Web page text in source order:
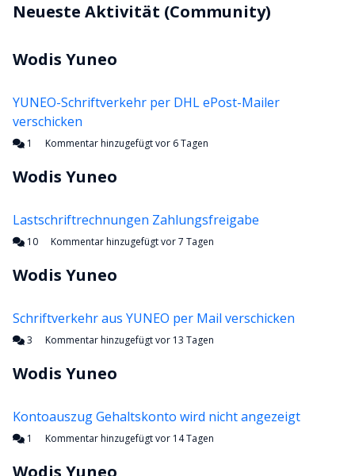
Neueste Aktivität (Community)
Wodis Yuneo
YUNEO-Schriftverkehr per DHL ePost-Mailer
verschicken
Kommentar hinzugefügt vor 6 Tagen
Wodis Yuneo
Lastschriftrechnungen Zahlungsfreigabe
Kommentar hinzugefügt vor 7 Tagen
Wodis Yuneo
Schriftverkehr aus YUNEO per Mail verschicken
Kommentar hinzugefügt vor 13 Tagen
Wodis Yuneo
Kontoauszug Gehaltskonto wird nicht angezeigt
Kommentar hinzugefügt vor 14 Tagen
Wodis Yuneo